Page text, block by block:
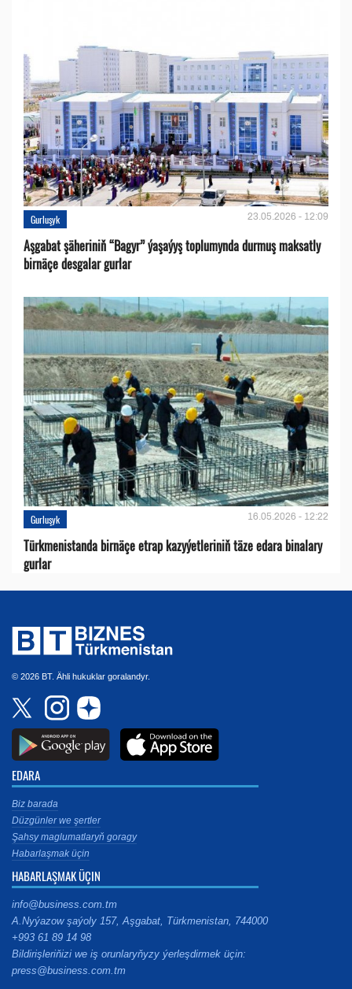
Gurluşyk 23.05.2026 - 12:09
Aşgabat şäheriniň “Bagyr” ýaşaýyş toplumynda durmuş maksatly
birnäçe desgalar gurlar
Gurluşyk 16.05.2026 - 12:22
Türkmenistanda birnäçe etrap kazyýetleriniň täze edara binalary
gurlar
© 2026 BT. Ähli hukuklar goralandyr.
EDARA
Biz barada
Düzgünler we şertler
Şahsy maglumatlaryň goragy
Habarlaşmak üçin
HABARLAŞMAK ÜÇIN
info@business.com.tm
A.Nyýazow şaýoly 157, Aşgabat, Türkmenistan, 744000
+993 61 89 14 98
Bildirişleriňizi we iş orunlaryňyzy ýerleşdirmek üçin:
press@business.com.tm